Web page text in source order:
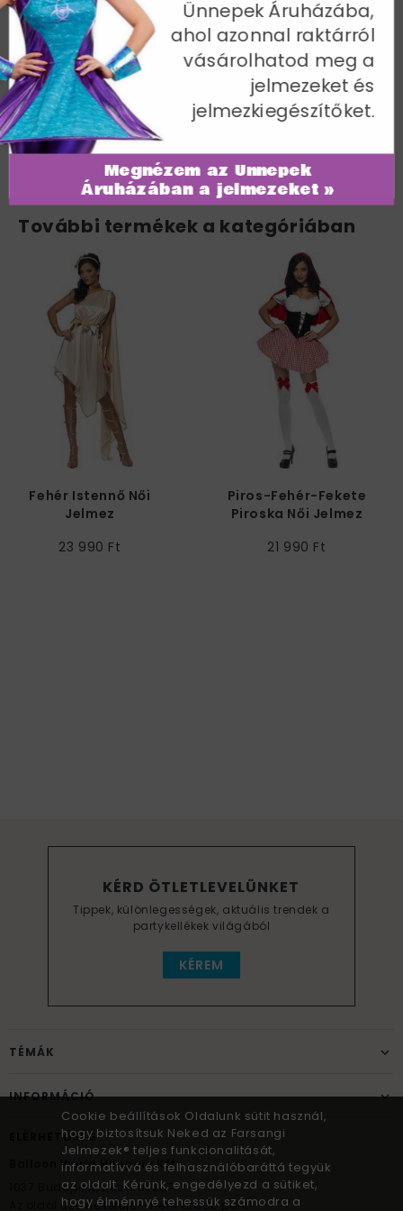
Fejdísszel - L
Bust 40-42" / Waist 32-34" / Hip 42.5-44.5" / Leg
Inseam 33"
Cikkszám: 45306L
További termékek a kategóriában
Fehér Istennő Női
Jelmez
23 990 Ft
Piros-Fehér-Fekete
Piroska Női Jelmez
21 990 Ft
KÉRD ÖTLETLEVELÜNKET
Tippek, különlegességek, aktuális trendek a
partykellékek világából
KÉREM
TÉMÁK
INFORMÁCIÓ
ELÉRHETŐSÉG
Balloon World Hungary Kft.
Budapest, Bécsi út 267.
Az oldal üzemeltetője – nem átadó pont!
Cookie beállítások Oldalunk sütit használ,
hogy biztosítsuk Neked az Farsangi
Jelmezek® teljes funkcionalitását,
informatívvá és felhasználóbaráttá tegyük
az oldalt. Kérünk, engedélyezd a sütiket,
hogy élménnyé tehessük számodra a
Megnézem az Ünnepek
Áruházában a jelmezeket »
Ünnepek Áruházába,
ahol azonnal raktárról
vásárolhatod meg a
jelmezeket és
jelmezkiegészítőket.